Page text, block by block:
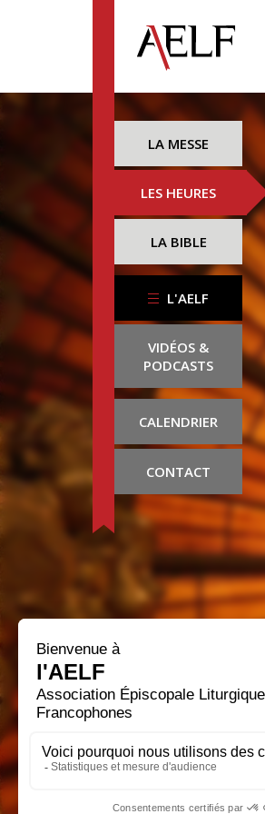
LA MESSE
LES HEURES
LA BIBLE
L'AELF
VIDÉOS &
PODCASTS
CALENDRIER
CONTACT